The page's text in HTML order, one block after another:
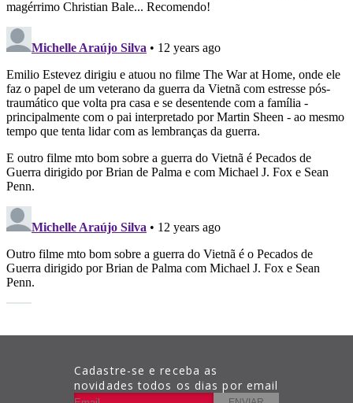
Cadastre-se e receba as
novidades todos os dias por email